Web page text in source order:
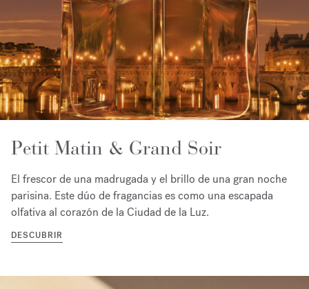
Petit Matin & Grand Soir
El frescor de una madrugada y el brillo de una gran noche
parisina. Este dúo de fragancias es como una escapada
olfativa al corazón de la Ciudad de la Luz.
DESCUBRIR